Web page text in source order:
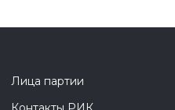
Лица партии